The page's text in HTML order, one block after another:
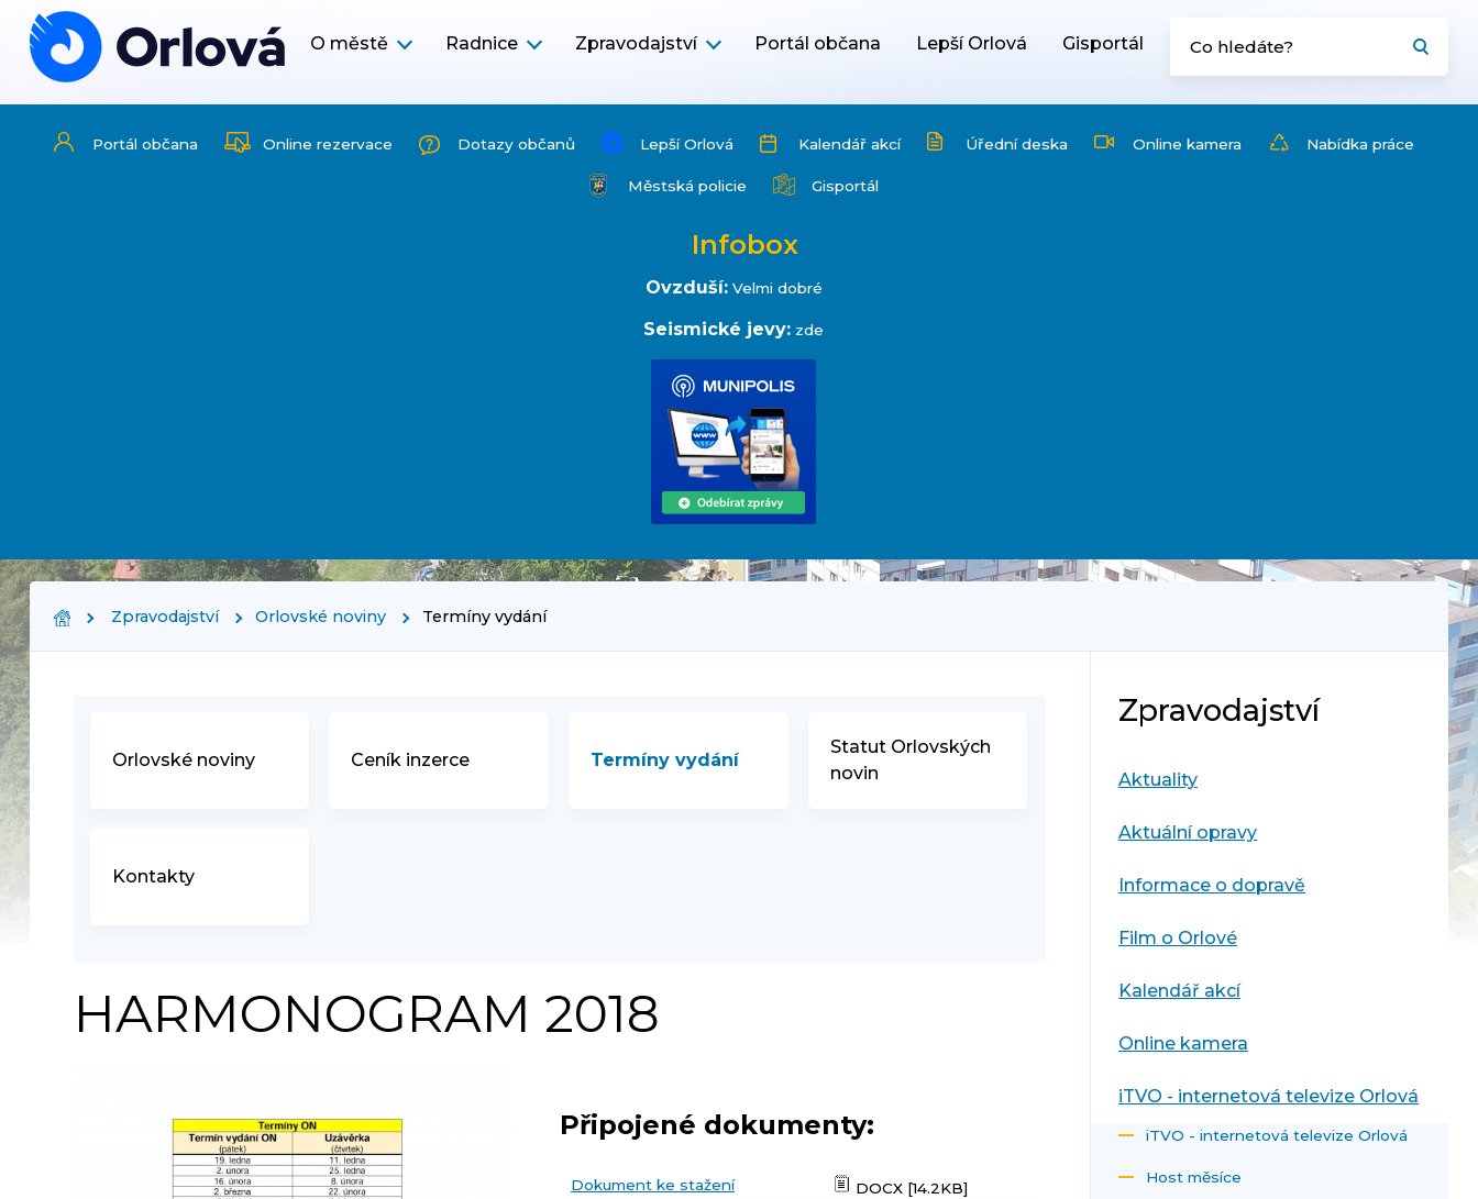
O městě Radnice Zpravodajství Portál občana Lepší Orlová Gisportál
Portál občana Online rezervace Dotazy občanů Lepší Orlová Kalendář akcí Úřední deska Online kamera Nabídka práce
Městská policie Gisportál
Infobox
Ovzduší: Velmi dobré
Seismické jevy: zde
Zpravodajství Orlovské noviny Termíny vydání
Orlovské noviny Ceník inzerce Termíny vydání
Statut Orlovských
novin
Kontakty
HARMONOGRAM 2018
Připojené dokumenty:
Dokument ke stažení DOCX [14.2KB]
Zpravodajství
Aktuality
Aktuální opravy
Informace o dopravě
Film o Orlové
Kalendář akcí
Online kamera
iTVO - internetová televize Orlová
iTVO - internetová televize Orlová
Host měsíce